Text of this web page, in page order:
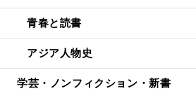
青春と読書
アジア人物史
学芸・ノンフィクション・新書